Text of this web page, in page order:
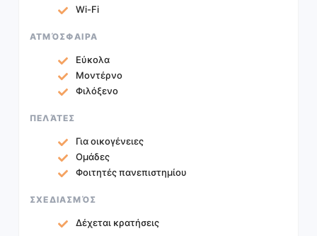
Wi-Fi
ΑΤΜΌΣΦΑΙΡΑ
Εύκολα
Μοντέρνο
Φιλόξενο
ΠΕΛΆΤΕΣ
Για οικογένειες
Ομάδες
Φοιτητές πανεπιστημίου
ΣΧΕΔΙΑΣΜΌΣ
Δέχεται κρατήσεις